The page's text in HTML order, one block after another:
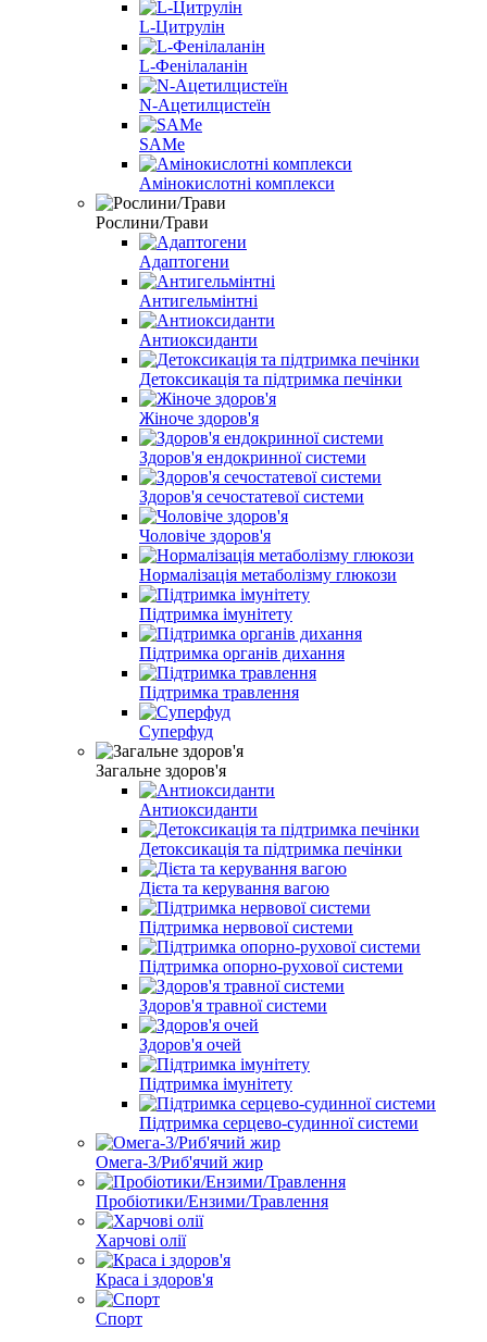
L-Цитрулін
L-Фенілаланін
N-Ацетилцистеїн
SAMe
Амінокислотні комплекси
Рослини/Трави
Адаптогени
Антигельмінтні
Антиоксиданти
Детоксикація та підтримка печінки
Жіноче здоров'я
Здоров'я ендокринної системи
Здоров'я сечостатевої системи
Чоловіче здоров'я
Нормалізація метаболізму глюкози
Підтримка імунітету
Підтримка органів дихання
Підтримка травлення
Суперфуд
Загальне здоров'я
Антиоксиданти
Детоксикація та підтримка печінки
Дієта та керування вагою
Підтримка нервової системи
Підтримка опорно-рухової системи
Здоров'я травної системи
Здоров'я очей
Підтримка імунітету
Підтримка серцево-судинної системи
Омега-3/Риб'ячий жир
Пробіотики/Ензими/Травлення
Харчові олії
Краса і здоров'я
Спорт